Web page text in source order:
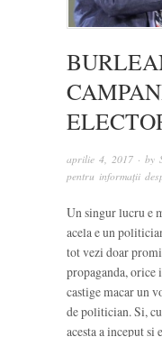
aprilie 4, 2017 · by
pentru informații
Un singur lucru e
acela e un
tot vezi doar
propaganda, orice
castige macar un
de politician. Si,
acesta a inceput si